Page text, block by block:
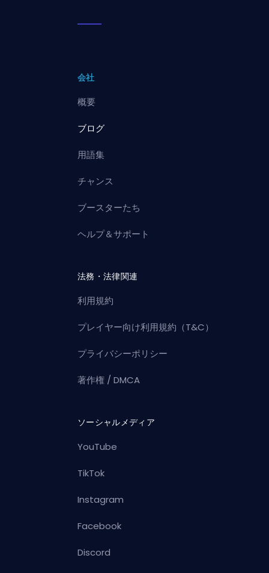
会社
概要
ブログ
用語集
チャンス
ブースターたち
ヘルプ＆サポート
法務・法律関連
利用規約
プレイヤー向け利用規約（T&C）
プライバシーポリシー
著作権 / DMCA
ソーシャルメディア
YouTube
TikTok
Instagram
Facebook
Discord